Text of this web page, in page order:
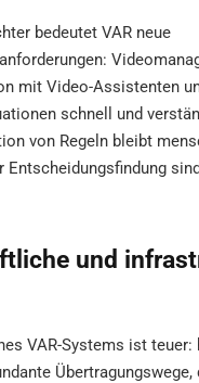
bedeutet VAR neue
mit Video-Assistenten
schnell und
von Regeln bleibt
Entscheidungsfindung
und
VAR-Systems ist